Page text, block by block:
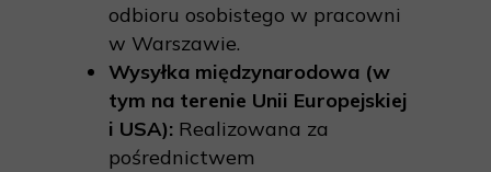
odbioru osobistego w pracowni
w Warszawie.
Wysyłka międzynarodowa (w
tym na terenie Unii Europejskiej
i USA): Realizowana za
pośrednictwem